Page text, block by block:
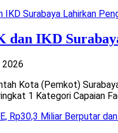
dan IKD
2026
Kota (Pemkot)
1 Kategori Capaian